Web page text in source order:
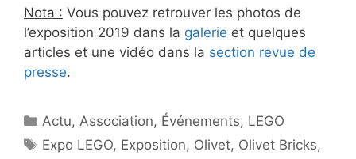
Nota : Vous pouvez retrouver les photos de
l’exposition 2019 dans la galerie et quelques
articles et une vidéo dans la section revue de
presse.
Catégories
Actu, Association, Événements, LEGO
Étiquettes
Expo LEGO, Exposition, Olivet, Olivet Bricks,